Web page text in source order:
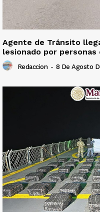
Agente de Tránsito
lesionado por personas
Redaccion - 8 De Agosto